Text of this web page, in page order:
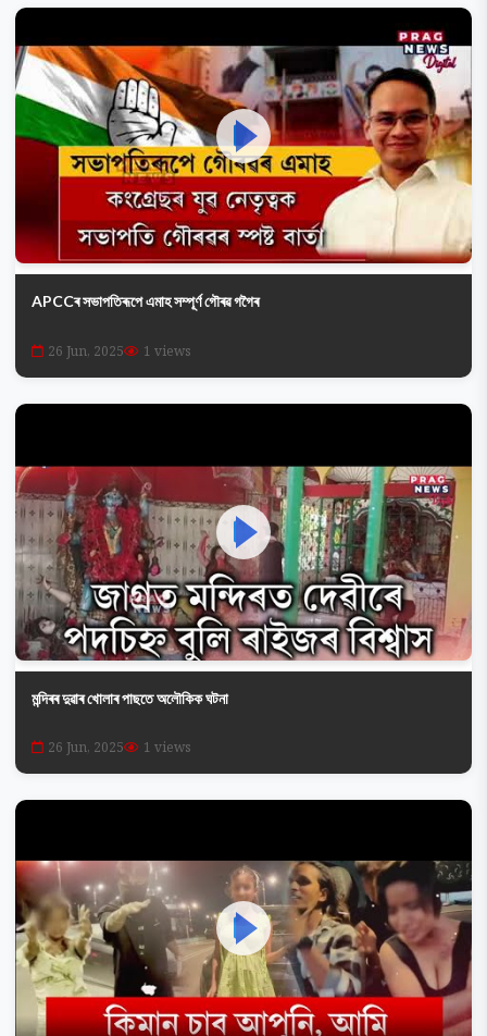
APCCৰ সভাপতিৰূপে এমাহ সম্পূৰ্ণ গৌৰৱ গগৈৰ
26 Jun, 2025 1 views
মন্দিৰৰ দুৱাৰ খোলাৰ পাছতে অলৌকিক ঘটনা
26 Jun, 2025 1 views